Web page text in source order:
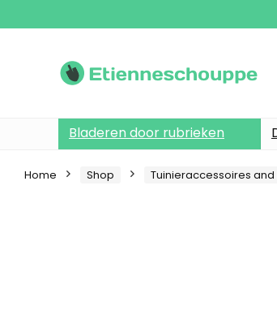
Bladeren door rubrieken
Home Shop Tuinieraccessoires